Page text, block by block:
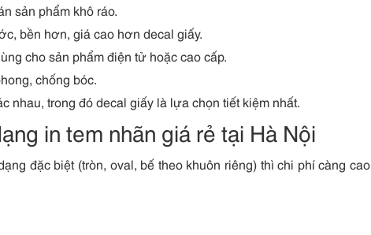
sản phẩm khô ráo.
bền hơn, giá cao hơn decal giấy.
cho sản phẩm điện tử hoặc cao cấp.
chống bóc.
nhau, trong đó decal giấy là lựa chọn tiết kiệm nhất.
in tem nhãn giá rẻ tại Hà Nội
đặc biệt (tròn, oval, bế theo khuôn riêng) thì chi phí càng cao